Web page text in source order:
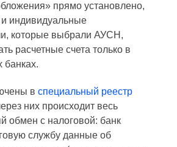
прямо установлено,
и индивидуальные
которые выбрали АУСН,
расчетные счета только в
банках.
в специальный реестр
них происходит весь
обмен с налоговой: банк
службу данные об